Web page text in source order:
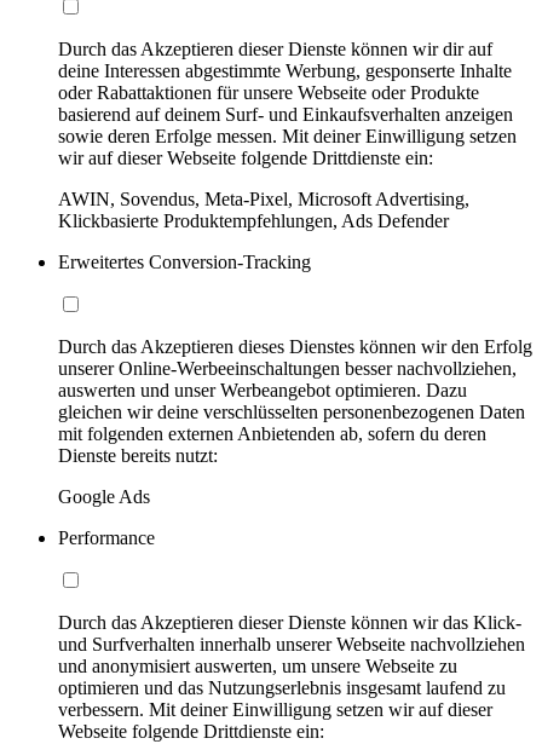
Durch das Akzeptieren dieser Dienste können wir dir auf
deine Interessen abgestimmte Werbung, gesponserte Inhalte
oder Rabattaktionen für unsere Webseite oder Produkte
basierend auf deinem Surf- und Einkaufsverhalten anzeigen
sowie deren Erfolge messen. Mit deiner Einwilligung setzen
wir auf dieser Webseite folgende Drittdienste ein:
AWIN, Sovendus, Meta-Pixel, Microsoft Advertising,
Klickbasierte Produktempfehlungen, Ads Defender
Erweitertes Conversion-Tracking
Durch das Akzeptieren dieses Dienstes können wir den Erfolg
unserer Online-Werbeeinschaltungen besser nachvollziehen,
auswerten und unser Werbeangebot optimieren. Dazu
gleichen wir deine verschlüsselten personenbezogenen Daten
mit folgenden externen Anbietenden ab, sofern du deren
Dienste bereits nutzt:
Google Ads
Performance
Durch das Akzeptieren dieser Dienste können wir das Klick-
und Surfverhalten innerhalb unserer Webseite nachvollziehen
und anonymisiert auswerten, um unsere Webseite zu
optimieren und das Nutzungserlebnis insgesamt laufend zu
verbessern. Mit deiner Einwilligung setzen wir auf dieser
Webseite folgende Drittdienste ein: